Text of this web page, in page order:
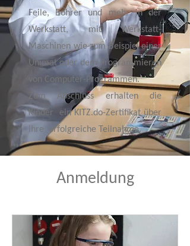
Feile, Bohrer und mehr in der
Werkstatt, mit Werkstatt-
Maschinen wie zum Beispiel einer
Unimat oder dem Programmieren
von Computer-Programmen.
Zum Abschluss erhalten die
Kinder ein KITZ.do-Zertifikat über
ihre erfolgreiche Teilnahme.
Anmeldung